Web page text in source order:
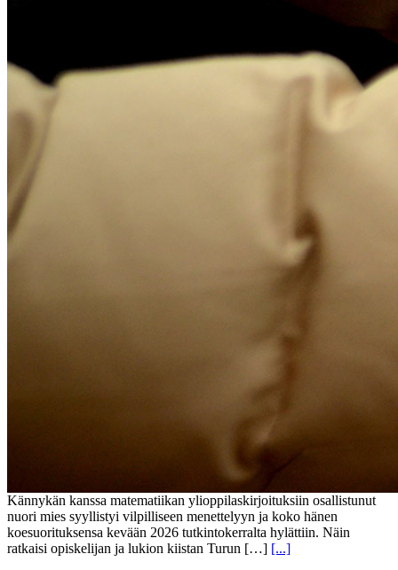
Kännykän kanssa matematiikan ylioppilaskirjoituksiin osallistunut
nuori mies syyllistyi vilpilliseen menettelyyn ja koko hänen
koesuorituksensa kevään 2026 tutkintokerralta hylättiin. Näin
ratkaisi opiskelijan ja lukion kiistan Turun […] [...]